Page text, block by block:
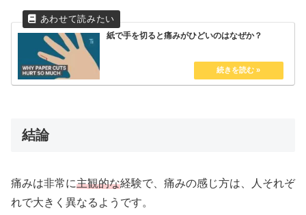
紙で手を切ると痛みがひどいのはなぜか？
結論
痛みは非常に主観的な経験で、痛みの感じ方は、人それぞ
れで大きく異なるようです。